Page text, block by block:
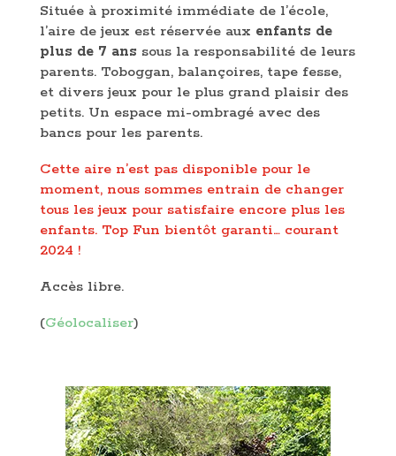
Située à proximité immédiate de l’école,
l’aire de jeux est réservée aux enfants de
plus de 7 ans sous la responsabilité de leurs
parents. Toboggan, balançoires, tape fesse,
et divers jeux pour le plus grand plaisir des
petits. Un espace mi-ombragé avec des
bancs pour les parents.
Cette aire n’est pas disponible pour le
moment, nous sommes entrain de changer
tous les jeux pour satisfaire encore plus les
enfants. Top Fun bientôt garanti… courant
2024 !
Accès libre.
(Géolocaliser)